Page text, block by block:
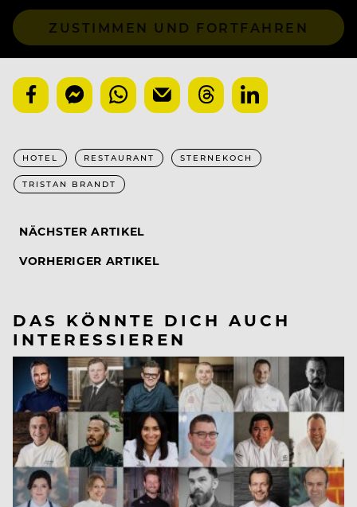
ZUSTIMMEN UND FORTFAHREN
HOTEL RESTAURANT STERNEKOCH
TRISTAN BRANDT
NÄCHSTER ARTIKEL
VORHERIGER ARTIKEL
DAS KÖNNTE DICH AUCH
INTERESSIEREN